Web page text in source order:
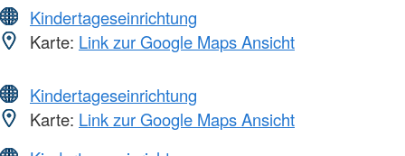
Kindertageseinrichtung
Karte: Link zur Google Maps Ansicht
Kindertageseinrichtung
Karte: Link zur Google Maps Ansicht